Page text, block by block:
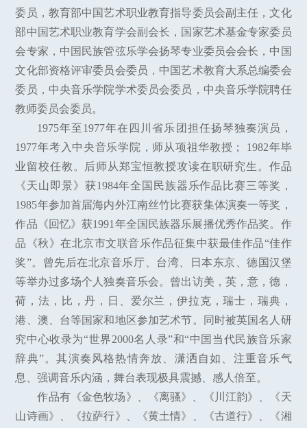
委员，教育部中国艺术职业教育指导委员会副主任，文化
部中国艺术职业教育学会副会长，国家艺术基金专家委员
会专家，中国民族管弦乐学会扬琴专业委员会会长，中国
文化部资格评审委员会委员，中国艺术教育大系总编委会
委员，中央音乐学院学术委员会委员，中央音乐学院聘任
教师委员会委员。
1975年至1977年在四川省乐团担任扬琴独奏演员，
1977年考入中央音乐学院，师从项祖华教授； 1982年毕
业留校任教。后师从郑宝恒教授攻读在职研究生。作品
《天山即景》获1984年全国民族器乐作品比赛三等奖，
1985年参加首届海内外江南丝竹比赛获集体演奏一等奖，
作品《回忆》获1991年全国民族器乐展播优秀作品奖。作
品《秋》在北京市文联音乐作品征集中获最佳作品“佳作
奖”。曾先后在北京音乐厅、台湾、日本东京、德国汉堡
等举办过多场个人独奏音乐会。曾出访美，英，意，德，
荷，法，比，丹，日、爱尔兰，伊拉克，瑞士，瑞典，
港、澳、台等国家和地区参加艺术节。同时被英国名人研
究中心收录为“世界2000名人录”和“中国当代民族音乐家
辞典”。其演奏风格热情奔放、潇洒自如、注重音乐气
息、强调音乐内涵，舞台表现极具震撼、感人倍至。
作品有《金色牧场》、《离骚》、《川江韵》、《天
山诗画》、《拉萨行》、《黄土情》、《古道行》、《湘